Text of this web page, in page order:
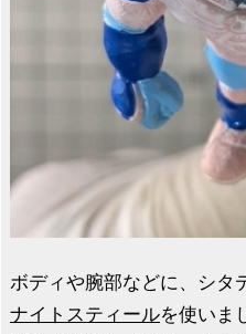
ボディや腕部などに、シタ
ナイトスティールを使いま